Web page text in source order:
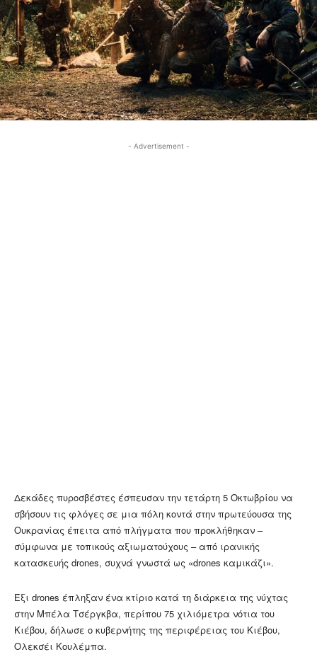
- Advertisement -
Δεκάδες πυροσβέστες έσπευσαν την τετάρτη 5 Οκτωβρίου να
σβήσουν τις φλόγες σε μια πόλη κοντά στην πρωτεύουσα της
Ουκρανίας έπειτα από πλήγματα που προκλήθηκαν –
σύμφωνα με τοπικούς αξιωματούχους – από ιρανικής
κατασκευής drones, συχνά γνωστά ως «drones καμικάζι».
Έξι drones έπληξαν ένα κτίριο κατά τη διάρκεια της νύχτας
στην Μπέλα Τσέργκβα, περίπου 75 χιλιόμετρα νότια του
Κιέβου, δήλωσε ο κυβερνήτης της περιφέρειας του Κιέβου,
Ολεκσέι Κουλέμπα.